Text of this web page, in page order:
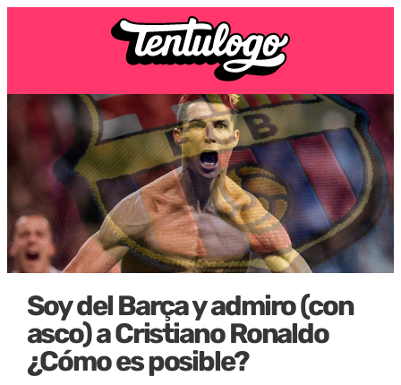
Soy del Barça y admiro (con
asco) a Cristiano Ronaldo
¿Cómo es posible?